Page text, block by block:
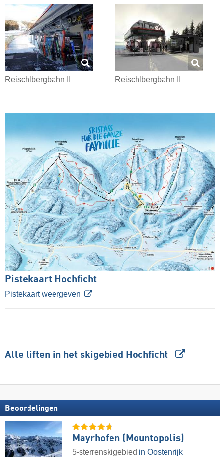
Reischlbergbahn II Reischlbergbahn II
Pistekaart Hochficht
Pistekaart weergeven
Alle liften in het skigebied Hochficht
Beoordelingen
Mayrhofen (Mountopolis)
5-sterrenskigebied in Oostenrijk